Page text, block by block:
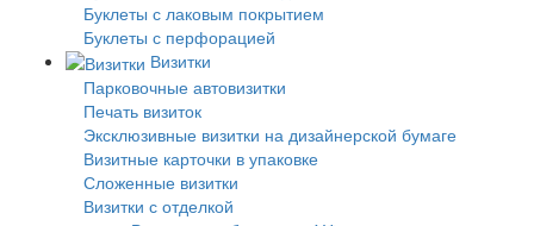
Буклеты с лаковым покрытием
Буклеты с перфорацией
Визитки
Парковочные автовизитки
Печать визиток
Эксклюзивные визитки на дизайнерской бумаге
Визитные карточки в упаковке
Сложенные визитки
Визитки с отделкой